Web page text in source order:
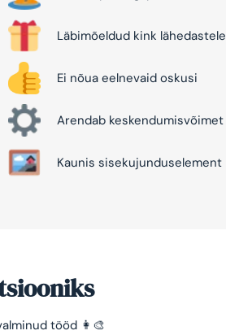
Läbimõeldud kink lähedastele
Ei nõua eelnevaid oskusi
Arendab keskendumisvõimet
Kaunis sisekujunduselement
tööd 👩‍🎨